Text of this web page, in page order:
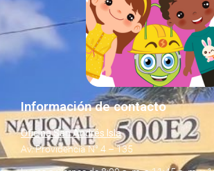
Información de contacto
Oficina San Andrés Isla
Av. Providencia N° 4 – 135